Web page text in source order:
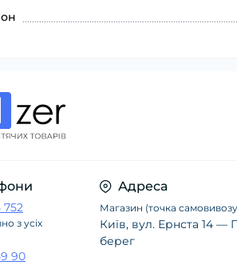
752
з усіх
90
Адреса
Магазин (точка
Київ, вул. Ернста 14 —
берег